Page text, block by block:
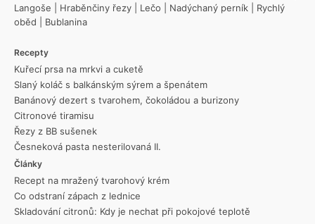
Langoše
Hraběnčiny řezy Lečo Nadýchaný perník
Rychlý
oběd
Bublanina
Recepty
Kuřecí prsa na mrkvi a cuketě
Slaný koláč s balkánským sýrem a špenátem
Banánový dezert s tvarohem, čokoládou a burizony
Citronové tiramisu
Řezy z BB sušenek
Česneková pasta nesterilovaná II.
Články
Recept na mražený tvarohový krém
Co odstraní zápach z lednice
Skladování citronů: Kdy je nechat při pokojové teplotě